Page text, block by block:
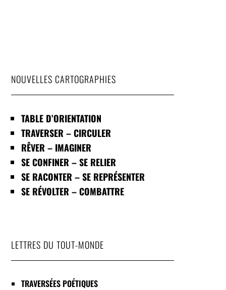
NOUVELLES CARTOGRAPHIES
TABLE D’ORIENTATION
TRAVERSER – CIRCULER
RÊVER – IMAGINER
SE CONFINER – SE RELIER
SE RACONTER – SE REPRÉSENTER
SE RÉVOLTER – COMBATTRE
LETTRES DU TOUT-MONDE
TRAVERSÉES POÉTIQUES